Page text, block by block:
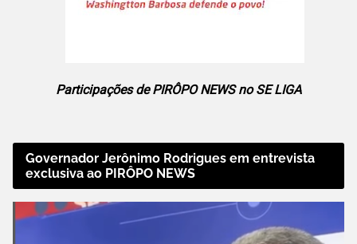
Participações de PIRÔPO NEWS no SE LIGA
Governador Jerônimo Rodrigues em entrevista
exclusiva ao PIRÔPO NEWS